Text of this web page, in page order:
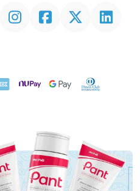
InstagramFacebookTwitter Linkedin
NuPay Google PayDiners Club